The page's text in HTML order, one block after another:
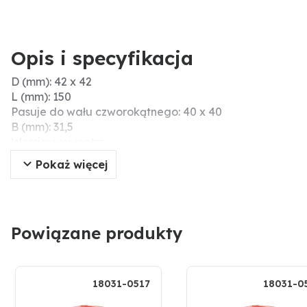
Opis i specyfikacja
D (mm): 42 x 42
L (mm): 150
Pasuje do wału czworokątnego: 40 x 40
B (mm): 31,5
S (mm): 90
Pokaż więcej
Powiązane produkty
18031-0517 18031-